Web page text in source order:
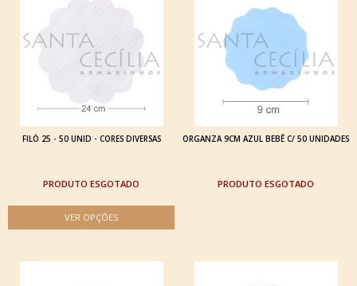
FILÓ 25 - 50 UNID - CORES DIVERSAS
ESGOTADO
ORGANZA 9CM AZUL BEBÊ C/ 50 UNIDADES
ESGOTADO